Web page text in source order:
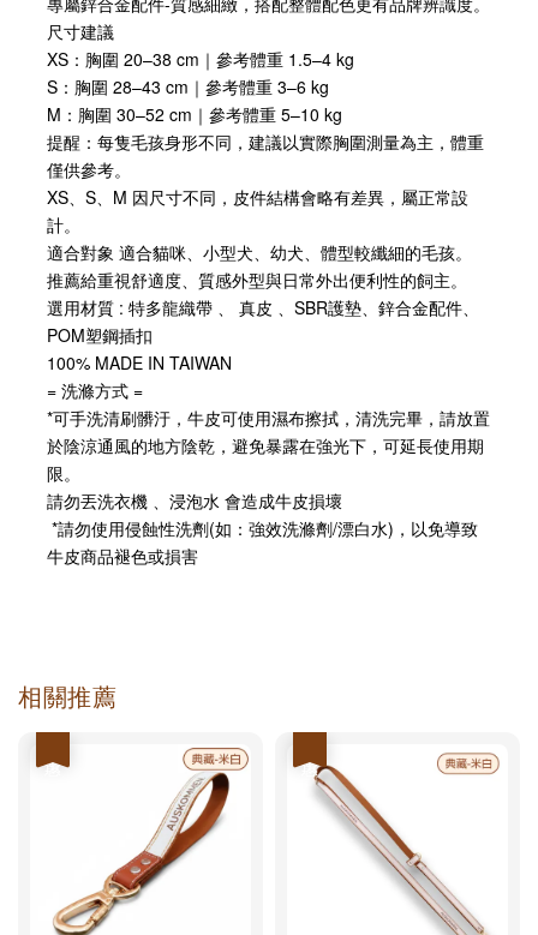
尺寸建議
XS：胸圍 20–38 cm｜參考體重 1.5–4 kg
S：胸圍 28–43 cm｜參考體重 3–6 kg
M：胸圍 30–52 cm｜參考體重 5–10 kg
提醒：每隻毛孩身形不同，建議以實際胸圍測量為主，體重
僅供參考。
XS、S、M 因尺寸不同，皮件結構會略有差異，屬正常設
計。
適合對象 適合貓咪、小型犬、幼犬、體型較纖細的毛孩。
推薦給重視舒適度、質感外型與日常外出便利性的飼主。
選用材質 : 特多龍織帶 、 真皮 、SBR護墊、鋅合金配件、
POM塑鋼插扣
100% MADE IN TAIWAN
= 洗滌方式 =
*可手洗清刷髒汙，牛皮可使用濕布擦拭，清洗完畢，請放置
於陰涼通風的地方陰乾，避免暴露在強光下，可延長使用期
限。
請勿丟洗衣機 、浸泡水 會造成牛皮損壞
*請勿使用侵蝕性洗劑(如：強效洗滌劑/漂白水)，以免導致
牛皮商品褪色或損害
相關推薦